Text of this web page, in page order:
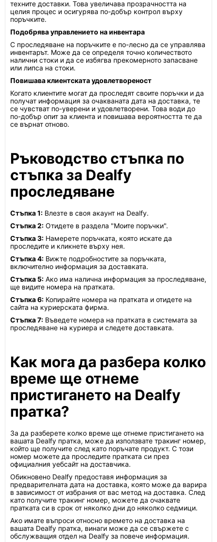
техните доставки. Това увеличава прозрачността на
целия процес и осигурява по-добър контрол върху
поръчките.
Подобрява управлението на инвентара
С проследяване на поръчките е по-лесно да се управлява
инвентарът. Може да се определя точно количеството
налични стоки и да се избягва прекомерното запасване
или липса на стоки.
Повишава клиентската удовлетвореност
Когато клиентите могат да проследят своите поръчки и да
получат информация за очакваната дата на доставка, те
се чувстват по-уверени и удовлетворени. Това води до
по-добър опит за клиента и повишава вероятността те да
се върнат отново.
Ръководство стъпка по
стъпка за Dealfy
проследяване
Стъпка 1: Влезте в своя акаунт на Dealfy.
Стъпка 2: Отидете в раздела "Моите поръчки".
Стъпка 3: Намерете поръчката, която искате да
проследите и кликнете върху нея.
Стъпка 4: Вижте подробностите за поръчката,
включително информация за доставката.
Стъпка 5: Ако има налична информация за проследяване,
ще видите номера на пратката.
Стъпка 6: Копирайте номера на пратката и отидете на
сайта на куриерската фирма.
Стъпка 7: Въведете номера на пратката в системата за
проследяване на куриера и следете доставката.
Как мога да разбера колко
време ще отнеме
пристигането на Dealfy
пратка?
За да разберете колко време ще отнеме пристигането на
вашата Dealfy пратка, може да използвате тракинг номер,
който ще получите след като поръчате продукт. С този
номер можете да проследите пратката си през
официалния уебсайт на доставчика.
Обикновено Dealfy предоставя информация за
предварителната дата на доставка, която може да варира
в зависимост от избрания от вас метод на доставка. След
като получите тракинг номер, можете да очаквате
пратката си в срок от няколко дни до няколко седмици.
Ако имате въпроси относно времето на доставка на
вашата Dealfy пратка, винаги може да се свържете с
обслужващия отдел на Dealfy за повече информация.